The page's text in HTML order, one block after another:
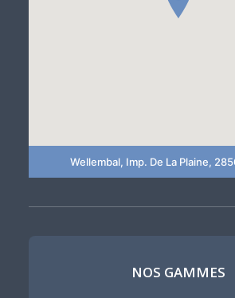
Wellembal, Imp. De La Plaine,
NOS GAMMES